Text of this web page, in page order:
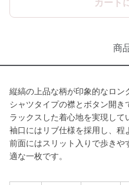
カート
商
縦縞の上品な柄が印象的なロン
シャツタイプの襟とボタン開き
ラックスした着心地を実現して
袖口にはリブ仕様を採用し、程
前面にはスリット入りで歩きや
適な一枚です。